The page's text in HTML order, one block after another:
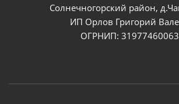
Солнечногорский район,
ИП Орлов Григорий
ОГРНИП: